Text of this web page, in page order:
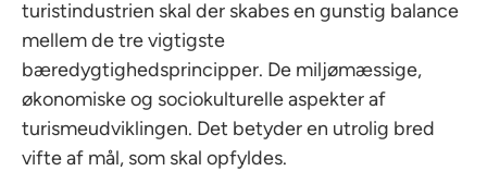
turistindustrien skal der skabes en gunstig balance
mellem de tre vigtigste
bæredygtighedsprincipper. De miljømæssige,
økonomiske og sociokulturelle aspekter af
turismeudviklingen. Det betyder en utrolig bred
vifte af mål, som skal opfyldes.